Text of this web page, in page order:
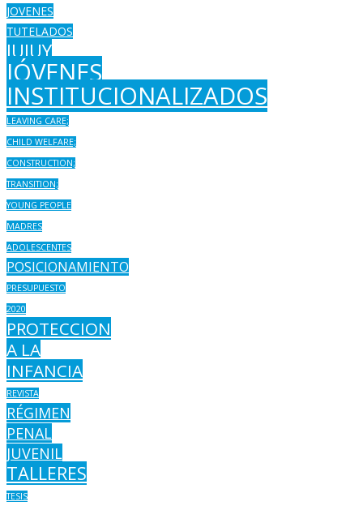
JOVENES
TUTELADOS
JUJUY
JÓVENES
INSTITUCIONALIZADOS
LEAVING CARE;
CHILD WELFARE;
CONSTRUCTION;
TRANSITION;
YOUNG PEOPLE
MADRES
ADOLESCENTES
POSICIONAMIENTO
PRESUPUESTO
2020
PROTECCION
A LA
INFANCIA
REVISTA
RÉGIMEN
PENAL
JUVENIL
TALLERES
TESIS